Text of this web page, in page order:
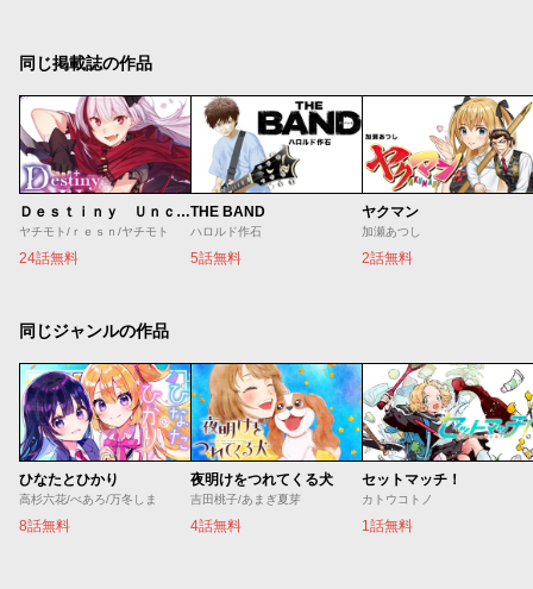
同じ掲載誌の作品
Ｄｅｓｔｉｎｙ Ｕｎｃｈａｉｎ Ｏｎｌｉｎｅ 吸血鬼少女となって、やがて『赤の魔王』と呼ばれるようになりました
ヤチモト/ｒｅｓｎ/ヤチモト
24話無料
THE BAND
ハロルド作石
5話無料
ヤクマン
加瀬あつし
2話無料
同じジャンルの作品
ひなたとひかり
高杉六花/べあろ/万冬しま
8話無料
夜明けをつれてくる犬
吉田桃子/あまぎ夏芽
4話無料
セットマッチ！
カトウコトノ
1話無料